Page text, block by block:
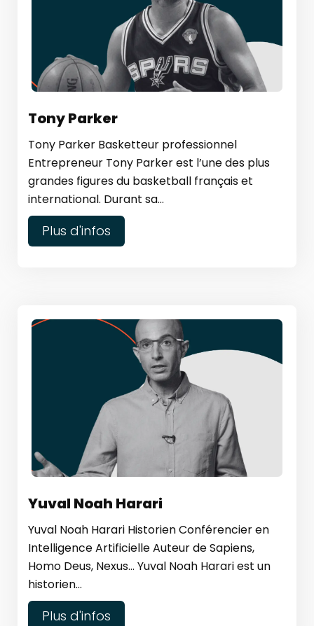
Tony Parker
Tony Parker Basketteur professionnel
Entrepreneur Tony Parker est l’une des plus
grandes figures du basketball français et
international. Durant sa...
Plus d'infos
Yuval Noah Harari
Yuval Noah Harari Historien Conférencier en
Intelligence Artificielle Auteur de Sapiens,
Homo Deus, Nexus… Yuval Noah Harari est un
historien...
Plus d'infos